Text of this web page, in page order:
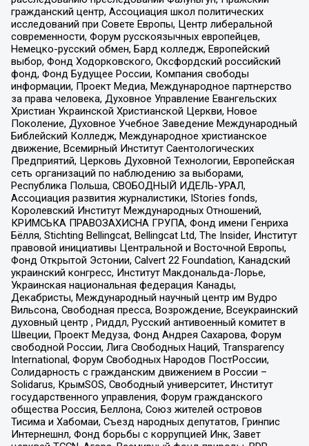
гражданский центр, Ассоциация школ политических
исследований при Совете Европы, Центр либеральной
современности, Форум русскоязычных европейцев,
Немецко-русский обмен, Бард колледж, Европейский
выбор, Фонд Ходорковского, Оксфордский российский
фонд, Фонд Будущее России, Компания свободы
информации, Проект Медиа, Международное партнерство
за права человека, Духовное Управление Евангельских
Христиан Украинской Христианской Церкви, Новое
Поколение, Духовное Учебное Заведение Международный
Библейский Колледж, Международное христианское
движение, Всемирный Институт Саентологических
Предприятий, Церковь Духовной Технологии, Европейская
сеть организаций по наблюдению за выборами,
Республика Польша, СВОБОДНЫЙ ИДЕЛЬ-УРАЛ,
Ассоциация развития журналистики, IStories fonds,
Королевский Институт Международных Отношений,
КРИМСЬКА ПРАВОЗАХИСНА ГРУПА, Фонд имени Генриха
Бёлля, Stichting Bellingcat, Bellingcat Ltd, The Insider, Институт
правовой инициативы Центральной и Восточной Европы,
Фонд Открытой Эстонии, Calvert 22 Foundation, Канадский
украинский конгресс, Институт Макдональда-Лорье,
Украинская национальная федерация Канады,
Декабристы, Международный научный центр им Вудро
Вильсона, Свободная пресса, Возрождение, Всеукраинский
духовный центр , Риддл, Русский антивоенный комитет в
Швеции, Проект Медуза, Фонд Андрея Сахарова, Форум
свободной России, Лига Свободных Наций, Transparеncy
International, Форум Свободных Народов ПостРоссии,
Солидарность с гражданским движением в России –
Solidarus, КрымSOS, Свободный университет, Институт
государственного управления, Форум гражданского
общества Россия, Беллона, Союз жителей островов
Тисима и Хабомаи, Съезд народных депутатов, Гринпис
Интернешнл, Фонд борьбы с коррупцией Инк, Завет